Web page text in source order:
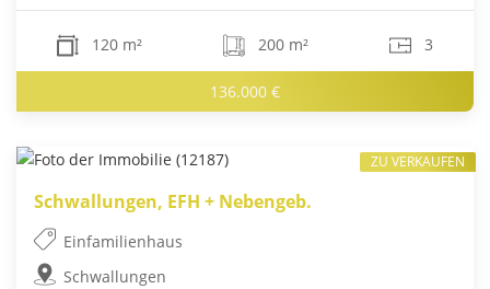
120 m² 200 m² 3
136.000 €
Schwallungen, EFH + Nebengeb.
Einfamilienhaus
Schwallungen
ZU VERKAUFEN